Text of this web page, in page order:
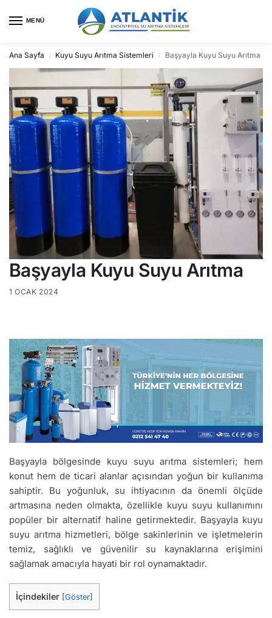
MENÜ
Ana Sayfa / Kuyu Suyu Arıtma Sistemleri / Başyayla Kuyu Suyu Arıtma
Başyayla Kuyu Suyu Arıtma
1 OCAK 2024
Başyayla bölgesinde kuyu suyu arıtma sistemleri; hem
konut hem de ticari alanlar açısından yoğun bir kullanıma
sahiptir. Bu yoğunluk, su ihtiyacının da önemli ölçüde
artmasına neden olmakta, özellikle kuyu suyu kullanımını
popüler bir alternatif haline getirmektedir. Başyayla kuyu
suyu arıtma hizmetleri, bölge sakinlerinin ve işletmelerin
temiz, sağlıklı ve güvenilir su kaynaklarına erişimini
sağlamak amacıyla hayati bir rol oynamaktadır.
İçindekiler Göster